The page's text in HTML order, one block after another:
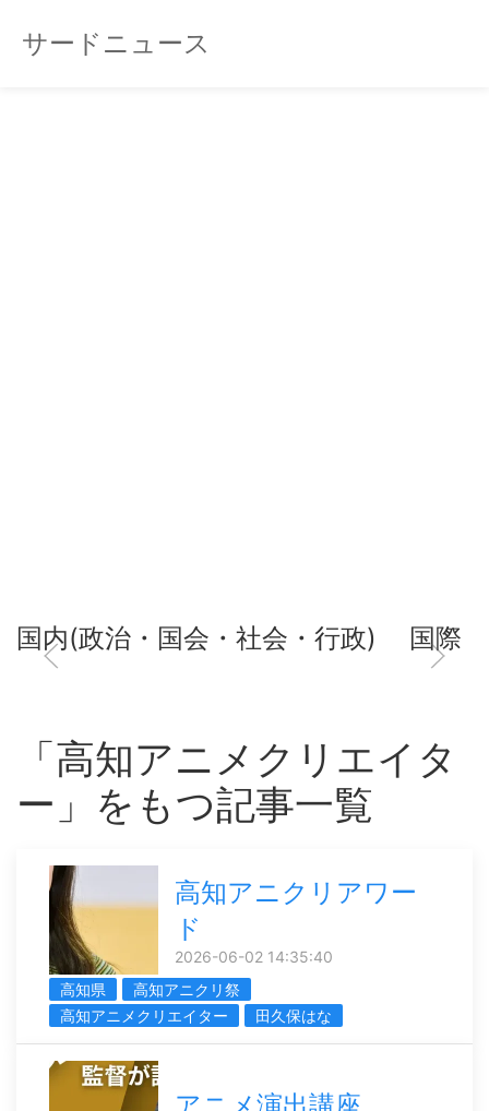
サードニュース
国内(政治・国会・社会・行政) 国際
「高知アニメクリエイタ
ー」をもつ記事一覧
高知アニクリアワー
ド
2026-06-02 14:35:40
高知県
高知アニクリ祭
高知アニメクリエイター
田久保はな